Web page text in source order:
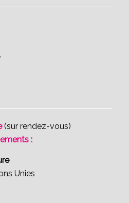
(sur rendez-vous)
:
Unies